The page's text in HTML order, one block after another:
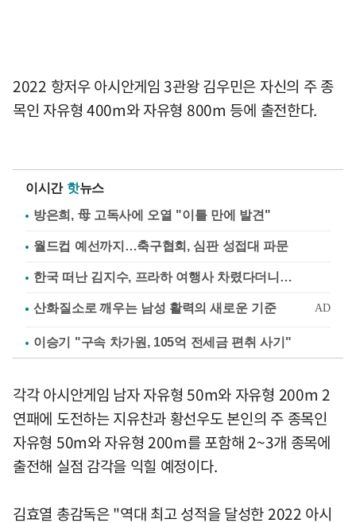
2022 항저우 아시안게임 3관왕 김우민은 자신의 주 종
목인 자유형 400m와 자유형 800m 등에 출전한다.
이시간 핫뉴스
방은희, 母 고독사에 오열 "이틀 만에 발견"
월드컵 예선까지…축구협회, 심판 성접대 파문
한국 떠난 김지수, 프라하 여행사 차렸다더니…
이승기 "구속 차가원, 105억 전세금 편취 사기"
각각 아시안게임 남자 자유형 50m와 자유형 200m 2
연패에 도전하는 지유찬과 황선우도 본인의 주 종목인
자유형 50m와 자유형 200m를 포함해 2~3개 종목에
출전해 실점 감각을 익힐 예정이다.
김효열 총감독은 "역대 최고 성적을 달성한 2022 아시